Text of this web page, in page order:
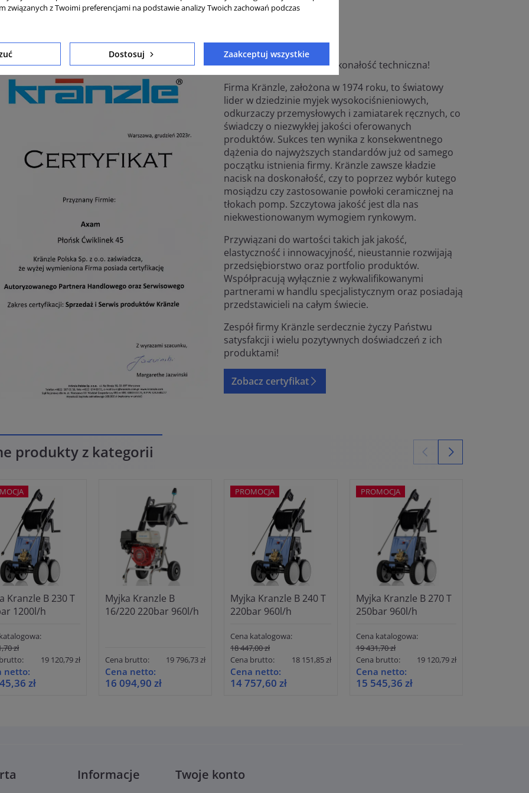
Niezwyczajna jakość i doskonałość techniczna!
Firma Kränzle, założona w 1974 roku, to światowy
lider w dziedzinie myjek wysokociśnieniowych,
odkurzaczy przemysłowych i zamiatarek ręcznych, co
świadczy o niezwykłej jakości oferowanych
produktów. Sukces ten wynika z konsekwentnego
dążenia do najwyższych standardów już od samego
początku istnienia firmy. Kränzle zawsze kładzie
nacisk na doskonałość, czy to poprzez wybór kutego
mosiądzu czy zastosowanie powłoki ceramicznej na
tłokach pomp. Szczytowa jakość jest dla nas
niekwestionowanym wymogiem rynkowym.
Przywiązani do wartości takich jak jakość,
elastyczność i innowacyjność, nieustannie rozwijają
przedsiębiorstwo oraz portfolio produktów.
Współpracują wyłącznie z wykwalifikowanymi
partnerami w handlu specjalistycznym oraz posiadają
przedstawicieli na całym świecie.
Zespół firmy Kränzle serdecznie życzy Państwu
satysfakcji i wielu pozytywnych doświadczeń z ich
produktami!
Zobacz certyfikat
produkty z kategorii
Kranzle B 230 T
1200l/h
zł
19 120,79 zł
netto:
zł
Myjka Kranzle B
16/220 220bar 960l/h
Cena brutto: 19 796,73 zł
Cena netto:
16 094,90 zł
Myjka Kranzle B 240 T
220bar 960l/h
Cena katalogowa:
18 447,00 zł
Cena brutto:
18 151,85 zł
Cena netto:
14 757,60 zł
PROMOCJA
Myjka Kranzle B 270 T
250bar 960l/h
Cena katalogowa:
19 431,70 zł
Cena brutto:
19 120,79 zł
Cena netto:
15 545,36 zł
PROMOCJA
Informacje Twoje konto
związanych z Twoimi preferencjami na podstawie analizy Twoich zachowań podczas
Dostosuj Zaakceptuj wszystkie